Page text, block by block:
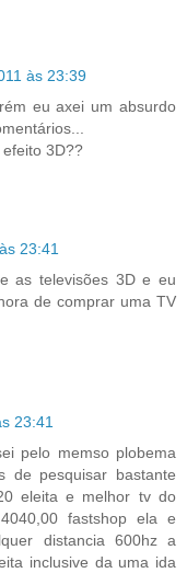
às 23:39
eu axei um absurdo
3D??
23:41
as televisões 3D e eu
de comprar uma TV
23:41
pelo memso plobema
de pesquisar bastante
eleita e melhor tv do
fastshop ela e
distancia 600hz a
inclusive da uma ida